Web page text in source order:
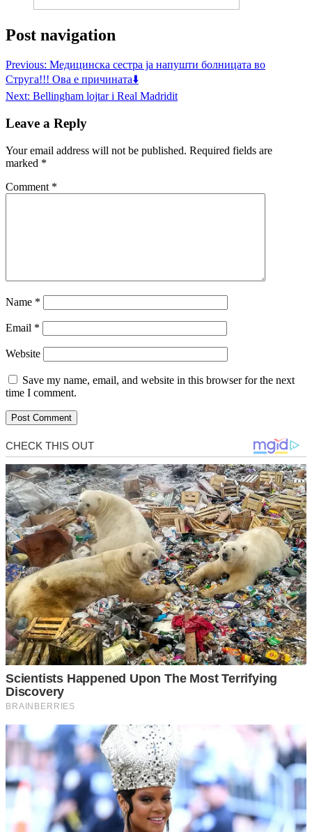
Post navigation
Previous: Медицинска сестра ја напушти болницата во
Струга!!! Ова е причината⬇️
Next: Bellingham lojtar i Real Madridit
Leave a Reply
Your email address will not be published. Required fields are
marked *
Comment *
Name *
Email *
Website
Save my name, email, and website in this browser for the next
time I comment.